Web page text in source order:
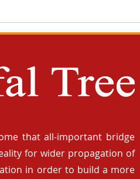
that all-important bridge
for wider propagation of
in order to build a more